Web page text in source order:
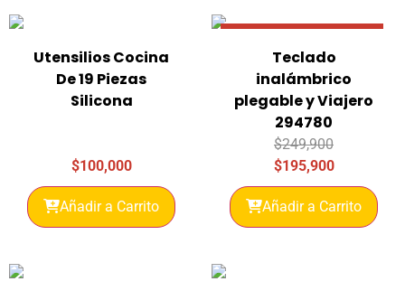
Utensilios Cocina
De 19 Piezas
Silicona
$100,000
Añadir a Carrito
Teclado
inalámbrico
plegable y Viajero
294780
$249,900
$195,900
Añadir a Carrito